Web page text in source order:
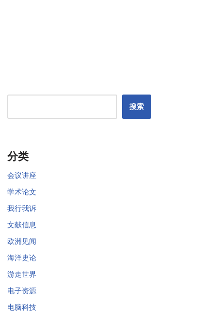
搜索
分类
会议讲座
学术论文
我行我诉
文献信息
欧洲见闻
海洋史论
游走世界
电子资源
电脑科技